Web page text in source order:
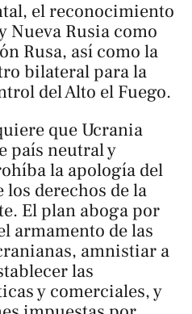
el reconocimiento
Nueva Rusia como
Rusa, así como la
bilateral para la
del Alto el Fuego.
que Ucrania
país neutral y
la apología del
derechos de la
El plan aboga por
armamento de las
amnistiar a
las
y comerciales, y